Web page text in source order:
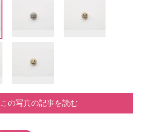
この写真の記事を読む